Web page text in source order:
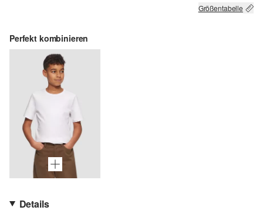
Größentabelle
Perfekt kombinieren
Details